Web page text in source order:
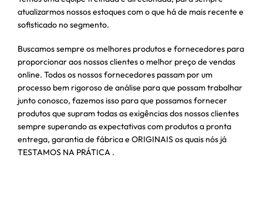
atualizarmos nossos estoques com o que há de mais recente e
sofisticado no segmento.
Buscamos sempre os melhores produtos e fornecedores para
proporcionar aos nossos clientes o melhor preço de vendas
online. Todos os nossos fornecedores passam por um
processo bem rigoroso de análise para que possam trabalhar
junto conosco, fazemos isso para que possamos fornecer
produtos que supram todas as exigências dos nossos clientes
sempre superando as expectativas com produtos a pronta
entrega, garantia de fábrica e ORIGINAIS os quais nós já
TESTAMOS NA PRÁTICA .